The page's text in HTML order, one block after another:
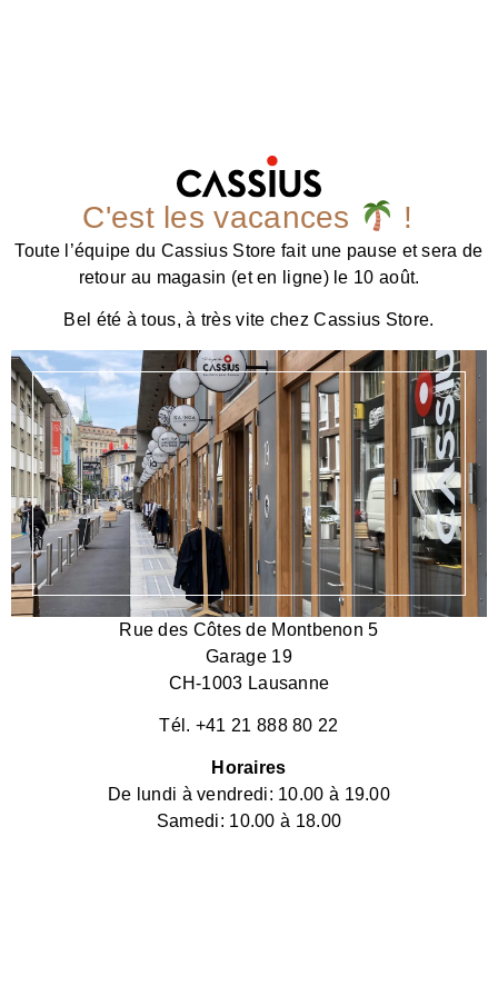
C'est les vacances !
Toute l’équipe du Cassius Store fait une pause et sera de
retour au magasin (et en ligne) le 10 août.
Bel été à tous, à très vite chez Cassius Store.
Rue des Côtes de Montbenon 5
Garage 19
CH-1003 Lausanne
Tél. +41 21 888 80 22
Horaires
De lundi à vendredi: 10.00 à 19.00
Samedi: 10.00 à 18.00